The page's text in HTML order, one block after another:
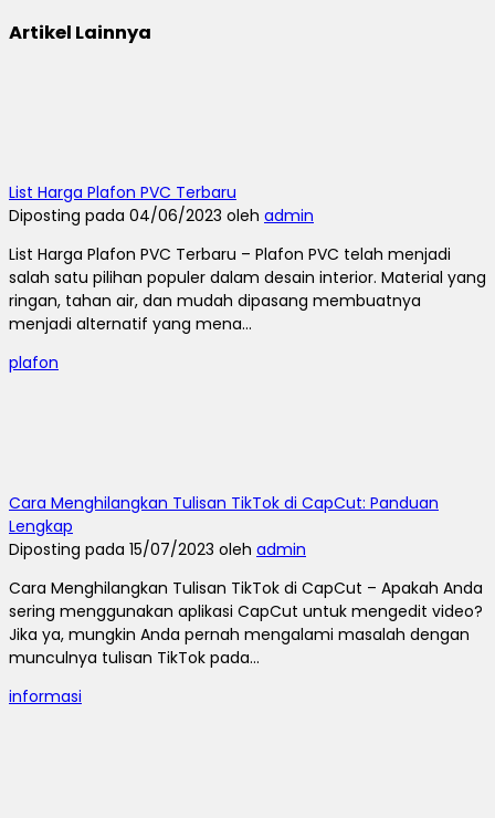
Artikel Lainnya
List Harga Plafon PVC Terbaru
Diposting pada 04/06/2023 oleh admin
List Harga Plafon PVC Terbaru – Plafon PVC telah menjadi
salah satu pilihan populer dalam desain interior. Material yang
ringan, tahan air, dan mudah dipasang membuatnya
menjadi alternatif yang mena...
plafon
Cara Menghilangkan Tulisan TikTok di CapCut: Panduan
Lengkap
Diposting pada 15/07/2023 oleh admin
Cara Menghilangkan Tulisan TikTok di CapCut – Apakah Anda
sering menggunakan aplikasi CapCut untuk mengedit video?
Jika ya, mungkin Anda pernah mengalami masalah dengan
munculnya tulisan TikTok pada...
informasi